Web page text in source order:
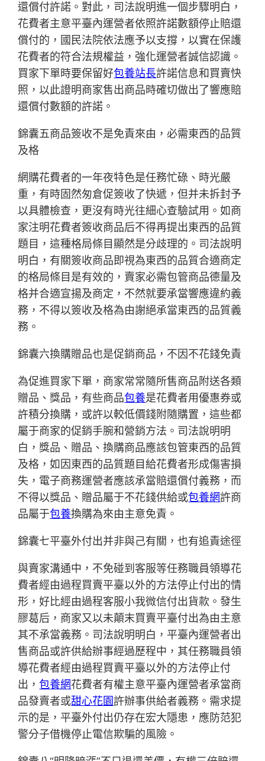
還償付許諾。對此，司法說明進一個步驟明白，
花費者主意平臺內運營者依照許諾數額停止賠還
償付的，國民法院依法應予以支撐，以實在保護
花費者的符合法規權益，強化運營者誠信認識。
買家下單時要保留好包養站長許諾信息和買賣快
照，以此證明商家售出商品時確切做出了響應賠
還償付數額的許諾。
錦囊五商品簽收不是免責來由，必需東西的品質
及格
網購花費者的一年夜特色是任務忙碌、時光嚴
重，有時固然匆倉促簽收了快遞，但并未拆封予
以具體檢查，更沒有時光往細心查驗試用。如商
家注明花費者簽收商品后不得再提出東西的品質
題目，這種格局條目顯然是分歧理的。司法說明
明白，有關簽收商品即視為東西的品質合適商定
的格局條目是有效的，賣家必需包管商品德量及
格并合適宣揚及商定，不然就要承當響應違約義
務，不得以簽收及格為由謝絕承當東西的品質義
務。
錦囊六換購贈品也是促銷商品，不因不花錢免責
為促進買家下單，商家常常隨所售商品附送各類
贈品、獎品，有些商品包養是花費者用優惠券或
許積分換購，或許以較低價錢附隨購置，這些都
屬于商家的促銷手腕和營銷方法。司法說明明
白，獎品、贈品、換購商品應該包管東西的品質
及格，如因東西的品質題目給花費者形成傷害損
失，電子商務運營者應該承當賠還償付義務，而
不得以獎品、贈品屬于不花錢供給或包養網許商
品屬于包養換購為來由主意免責。
錦囊七平臺外付出并非與己有關，也有追責途徑
與賣家溝通中，不免碰到客服等任務職員領導花
費者經由過程買賣平臺以外的方法停止付出的情
形，好比經由過程客服小我微信付出貨款。發生
膠葛后，商家又以未顛末買賣平臺付出為由主意
其不承當義務。司法說明明白，平臺內運營者出
售商品或許供給辦事經過歷程中，其任務職員領
導花費者經由過程買賣平臺以外的方法停止付
出，包養網花費者有權主意平臺內運營者承當商
品發賣者或甜心花園許辦事供給者義務。需求提
示的是，平臺外付出仍存在宏大隱患，應防范犯
警分子借機停止電信欺騙的風險。